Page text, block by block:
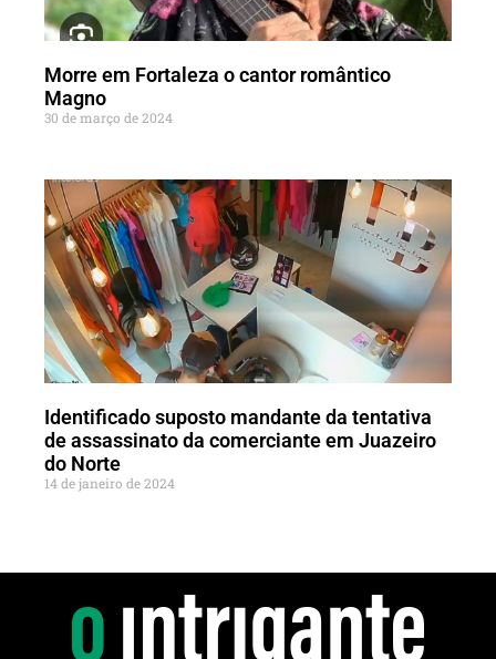
Morre em Fortaleza o cantor romântico
Magno
30 de março de 2024
Identificado suposto mandante da tentativa
de assassinato da comerciante em Juazeiro
do Norte
14 de janeiro de 2024